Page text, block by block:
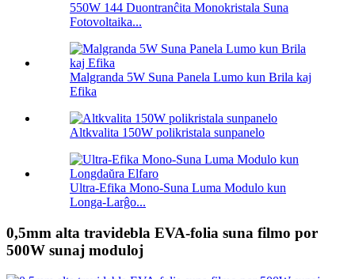
550W 144 Duontranĉita Monokristala Suna
Fotovoltaika...
Malgranda 5W Suna Panela Lumo kun Brila kaj
Efika
Altkvalita 150W polikristala sunpanelo
Ultra-Efika Mono-Suna Luma Modulo kun
Longa-Larĝo...
0,5mm alta travidebla EVA-folia suna filmo por
500W sunaj moduloj